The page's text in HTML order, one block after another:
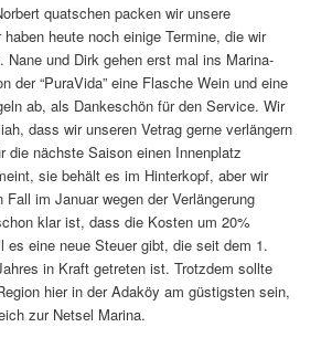
quatschen packen wir unsere
heute noch einige Termine, die wir
Nane und Dirk gehen erst mal ins Marina-
der “PuraVida” eine Flasche Wein und eine
ab, als Dankeschön für den Service. Wir
dass wir unseren Vetrag gerne verlängern
die nächste Saison einen Innenplatz
sie behält es im Hinterkopf, aber wir
im Januar wegen der Verlängerung
klar ist, dass die Kosten um 20%
es eine neue Steuer gibt, die seit dem 1.
in Kraft getreten ist. Trotzdem sollte
hier in der Adaköy am güstigsten sein,
zur Netsel Marina.